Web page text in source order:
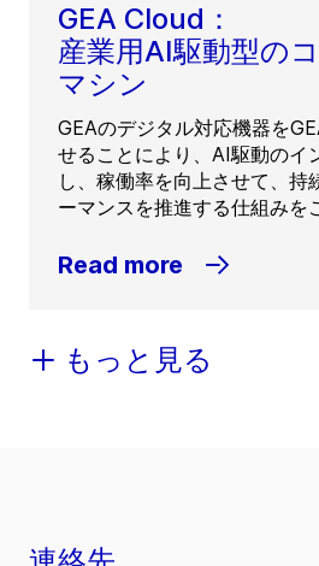
GEA Cloud：
産業用AI駆動型の
マシン
GEAのデジタル対応機器を
せることにより、AI駆動のイ
し、稼働率を向上させて、持
ーマンスを推進する仕組みを
Read more
もっと見る